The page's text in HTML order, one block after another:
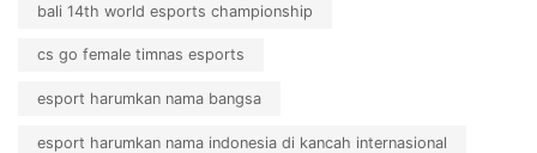
bali 14th world esports championship
cs go female timnas esports
esport harumkan nama bangsa
esport harumkan nama indonesia di kancah internasional